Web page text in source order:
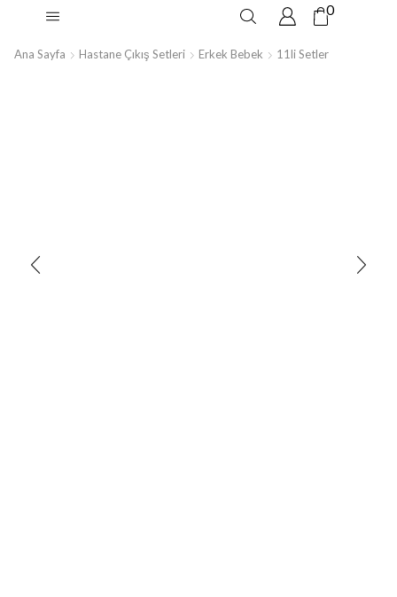
0
Ana Sayfa Hastane Çıkış Setleri Erkek Bebek 11li Setler